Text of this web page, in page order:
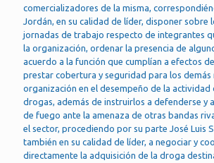
comercializadores de la misma,
Jordán, en su calidad de líder, disponer sobre
jornadas de trabajo respecto de integrantes
la organización, ordenar la presencia de
acuerdo a la función que cumplían a efectos
prestar cobertura y seguridad para los demás
organización en el desempeño de la actividad
drogas, además de instruirlos a defenderse y
de fuego ante la amenaza de otras bandas
el sector, procediendo por su parte José Luis
también en su calidad de líder, a negociar y
directamente la adquisición de la droga